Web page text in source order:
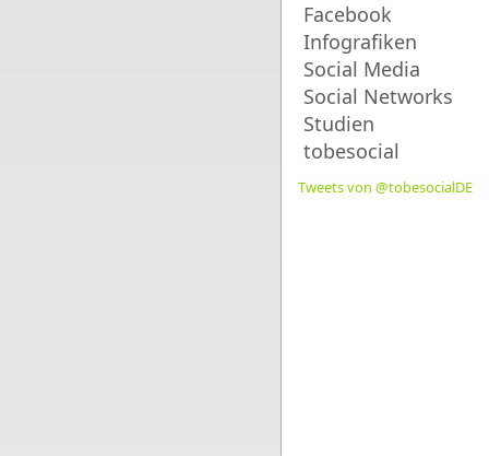
Facebook
Infografiken
Social Media
Social Networks
Studien
tobesocial
Tweets von @tobesocialDE